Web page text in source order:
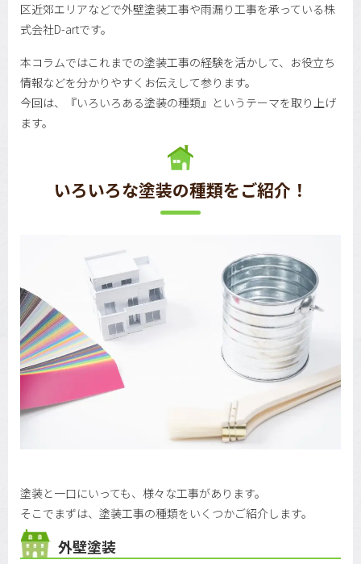
区近郊エリアなどで外壁塗装工事や雨漏り工事を承っている株
式会社D-artです。
本コラムではこれまでの塗装工事の経験を活かして、お役立ち
情報などを分かりやすくお伝えして参ります。
今回は、『いろいろある塗装の種類』というテーマを取り上げ
ます。
いろいろな塗装の種類をご紹介！
塗装と一口にいっても、様々な工事があります。
そこでまずは、塗装工事の種類をいくつかご紹介します。
外壁塗装